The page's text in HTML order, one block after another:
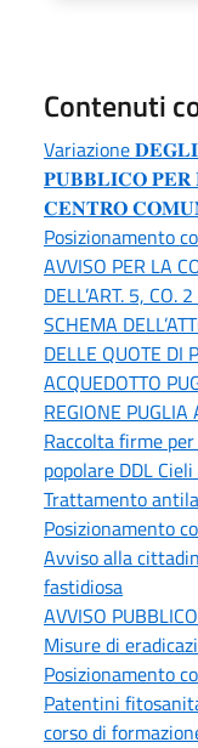
Contenuti
Variazione
𝐏𝐔𝐁𝐁𝐋𝐈𝐂𝐎 𝐏𝐄𝐑
𝐂𝐄𝐍𝐓𝐑𝐎
Posizionamento
AVVISO PER LA
DELL’ART. 5, CO.
SCHEMA
DELLE QUOTE DI
ACQUEDOTTO
REGIONE PUGLIA
Raccolta firme
popolare DDL
Trattamento
Posizionamento
Avviso alla
fastidiosa
AVVISO
Misure di
Posizionamento
Patentini
corso di